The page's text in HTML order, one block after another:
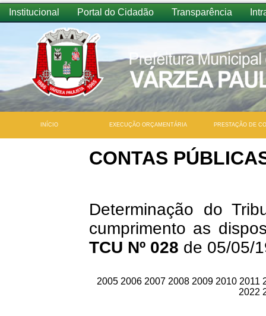
Institucional Portal do Cidadão Transparência
INÍCIO EXECUÇÃO ORÇAMENTÁRIA PRESTAÇÃO DE
CONTAS
Determinação do
cumprimento as
TCU Nº 028 de 05/05/
2005 2006 2007 2008 2009 2010 2011
2022